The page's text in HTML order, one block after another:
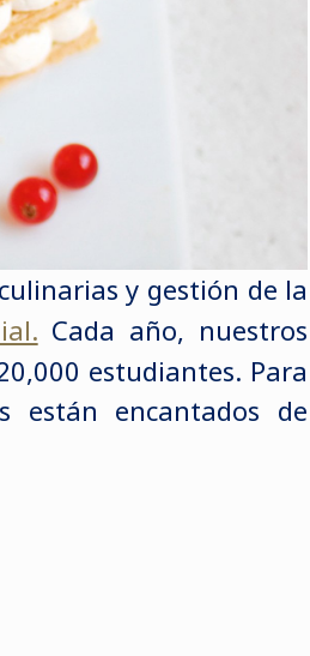
y gestión de la
Cada año, nuestros
estudiantes. Para
encantados de